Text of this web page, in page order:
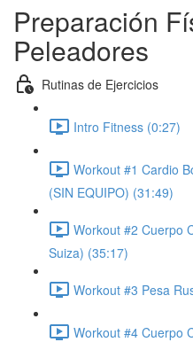
Preparación
Peleadores
Rutinas de Ejercicios
Intro Fitness (0:27)
Workout #1 Cardio
(SIN EQUIPO) (31:49)
Workout #2 Cuerpo
Suiza) (35:17)
Workout #3 Pesa
Workout #4 Cuerpo